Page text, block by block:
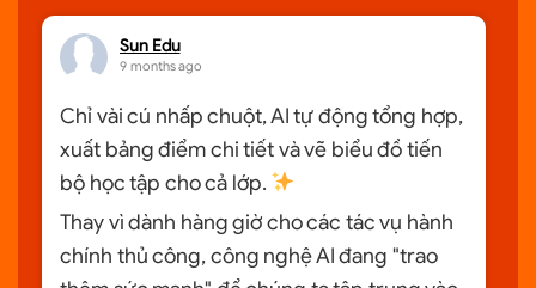
Sun Edu
9 months ago
Chỉ vài cú nhấp chuột, AI tự động tổng hợp,
xuất bảng điểm chi tiết và vẽ biểu đồ tiến
bộ học tập cho cả lớp.
Thay vì dành hàng giờ cho các tác vụ hành
chính thủ công, công nghệ AI đang "trao